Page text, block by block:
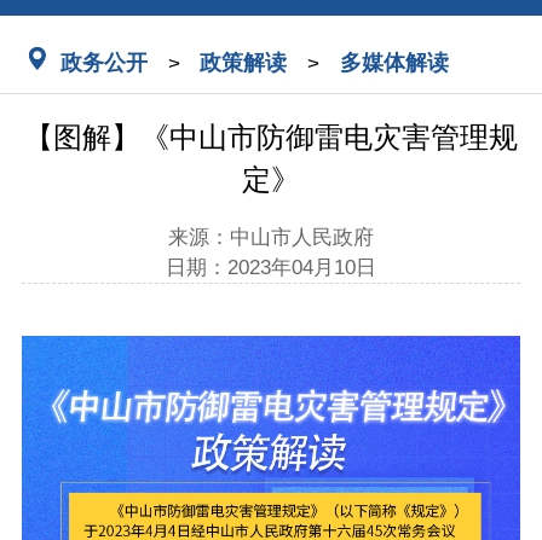
政务公开 > 政策解读 > 多媒体解读
【图解】《中山市防御雷电灾害管理规
定》
来源：中山市人民政府
日期：2023年04月10日